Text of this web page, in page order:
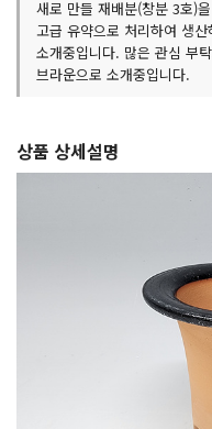
새로 만들 재배분(창분 3호)
고급 유약으로 처리하여 생
소개중입니다. 많은 관심 부
브라운으로 소개중입니다.
상품 상세설명